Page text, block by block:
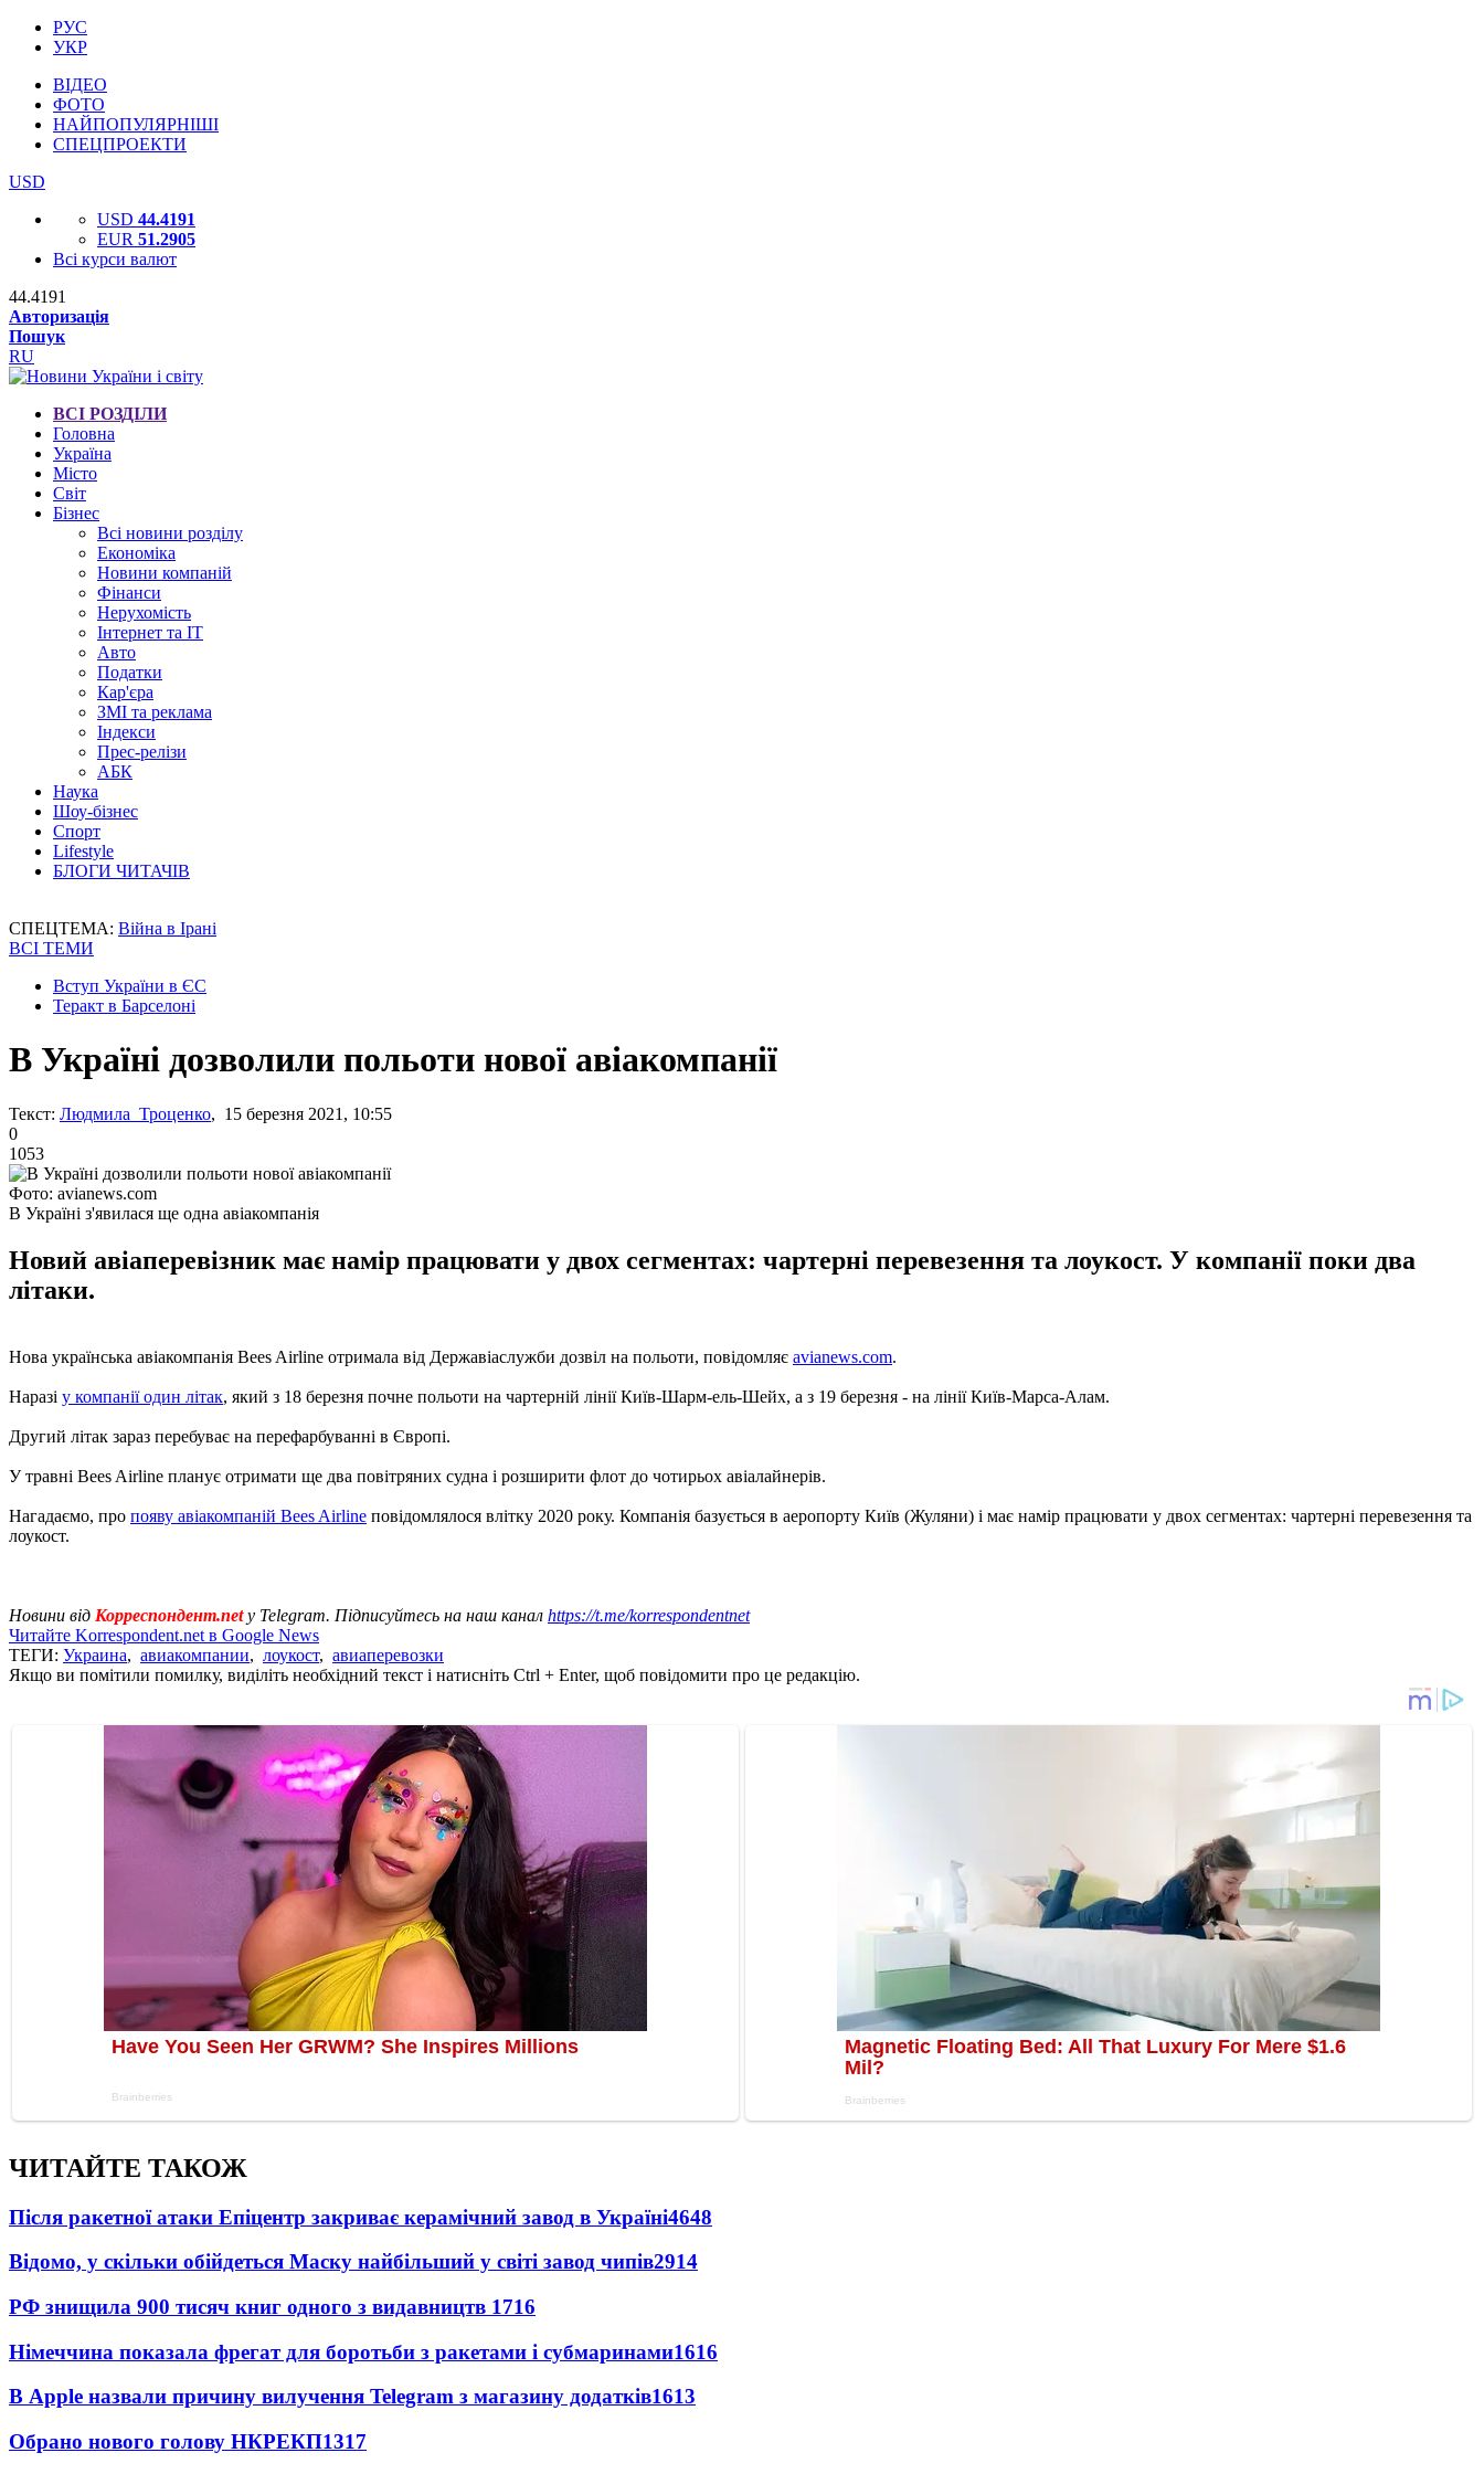
РУС
УКР
ВІДЕО
ФОТО
НАЙПОПУЛЯРНІШІ
СПЕЦПРОЕКТИ
USD
USD 44.4191
EUR 51.2905
Всі курси валют
44.4191
Авторизація
Пошук
RU
ВСІ РОЗДІЛИ
Головна
Україна
Місто
Світ
Бізнес
Всі новини розділу
Економіка
Новини компаній
Фінанси
Нерухомість
Інтернет та IT
Авто
Податки
Кар'єра
ЗМІ та реклама
Індекси
Прес-релізи
АБК
Наука
Шоу-бізнес
Спорт
Lifestyle
БЛОГИ ЧИТАЧІВ
СПЕЦТЕМА: Війна в Ірані
ВСІ ТЕМИ
Вступ України в ЄС
Теракт в Барселоні
В Україні дозволили польоти нової авіакомпанії
Текст: Людмила Троценко, 15 березня 2021, 10:55
0
1053
Фото: avianews.com
В Україні з'явилася ще одна авіакомпанія
Новий авіаперевізник має намір працювати у двох сегментах: чартерні перевезення та лоукост. У компанії поки два
літаки.
Нова українська авіакомпанія Bees Airline отримала від Державіаслужби дозвіл на польоти, повідомляє avianews.com.
Наразі у компанії один літак, який з 18 березня почне польоти на чартерній лінії Київ-Шарм-ель-Шейх, а з 19 березня - на лінії Київ-Марса-Алам.
Другий літак зараз перебуває на перефарбуванні в Європі.
У травні Bees Airline планує отримати ще два повітряних судна і розширити флот до чотирьох авіалайнерів.
Нагадаємо, про появу авіакомпаній Bees Airline повідомлялося влітку 2020 року. Компанія базується в аеропорту Київ (Жуляни) і має намір працювати у двох сегментах: чартерні перевезення та
лоукост.
Новини від Корреспондент.netу Telegram. Підписуйтесь на наш канал https://t.me/korrespondentnet
Читайте Korrespondent.net в Google News
ТЕГИ: Украина, авиакомпании, лоукост, авиаперевозки
Якщо ви помітили помилку, виділіть необхідний текст і натисніть Ctrl + Enter, щоб повідомити про це редакцію.
ЧИТАЙТЕ ТАКОЖ
Після ракетної атаки Епіцентр закриває керамічний завод в Україні4648
Відомо, у скільки обійдеться Маску найбільший у світі завод чипів2914
РФ знищила 900 тисяч книг одного з видавництв 1716
Німеччина показала фрегат для боротьби з ракетами і субмаринами1616
В Apple назвали причину вилучення Telegram з магазину додатків1613
Обрано нового голову НКРЕКП1317